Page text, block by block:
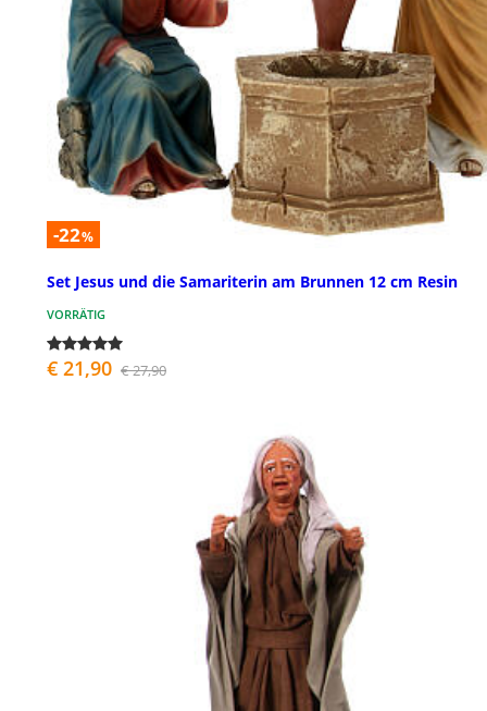
-22%
Set Jesus und die Samariterin am Brunnen 12 cm Resin
VORRÄTIG
€ 21,90 € 27,90